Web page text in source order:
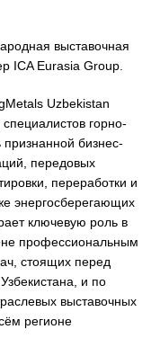
выставочная
ICA Eurasia Group.
Uzbekistan
горно-
признанной бизнес-
передовых
переработки и
энергосберегающих
ключевую роль в
профессиональным
стоящих перед
и по
выставочных
регионе